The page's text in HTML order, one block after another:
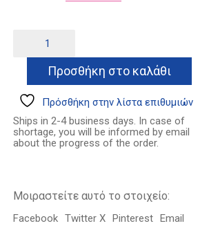
14.41€.είναι:
10.81€.
ποσότητα
Προσθήκη στο καλάθι
Πρόσθήκη στην λίστα επιθυμιών
Ships in 2-4 business days. In case of
shortage, you will be informed by email
about the progress of the order.
Μοιραστείτε αυτό το στοιχείο:
Facebook Twitter X Pinterest Email